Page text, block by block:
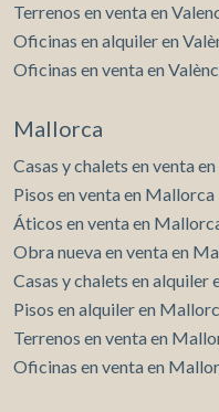
Terrenos en venta en
Oficinas en alquiler en
Oficinas en venta en
Mallorca
Casas y chalets en venta
Pisos en venta en Mallorca
Áticos en venta en
Obra nueva en venta en
Casas y chalets en alquiler
Pisos en alquiler en
Terrenos en venta en
Oficinas en venta en